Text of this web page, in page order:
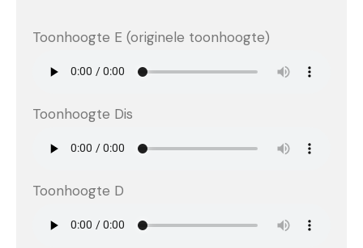
Toonhoogte E (originele toonhoogte)
Toonhoogte Dis
Toonhoogte D